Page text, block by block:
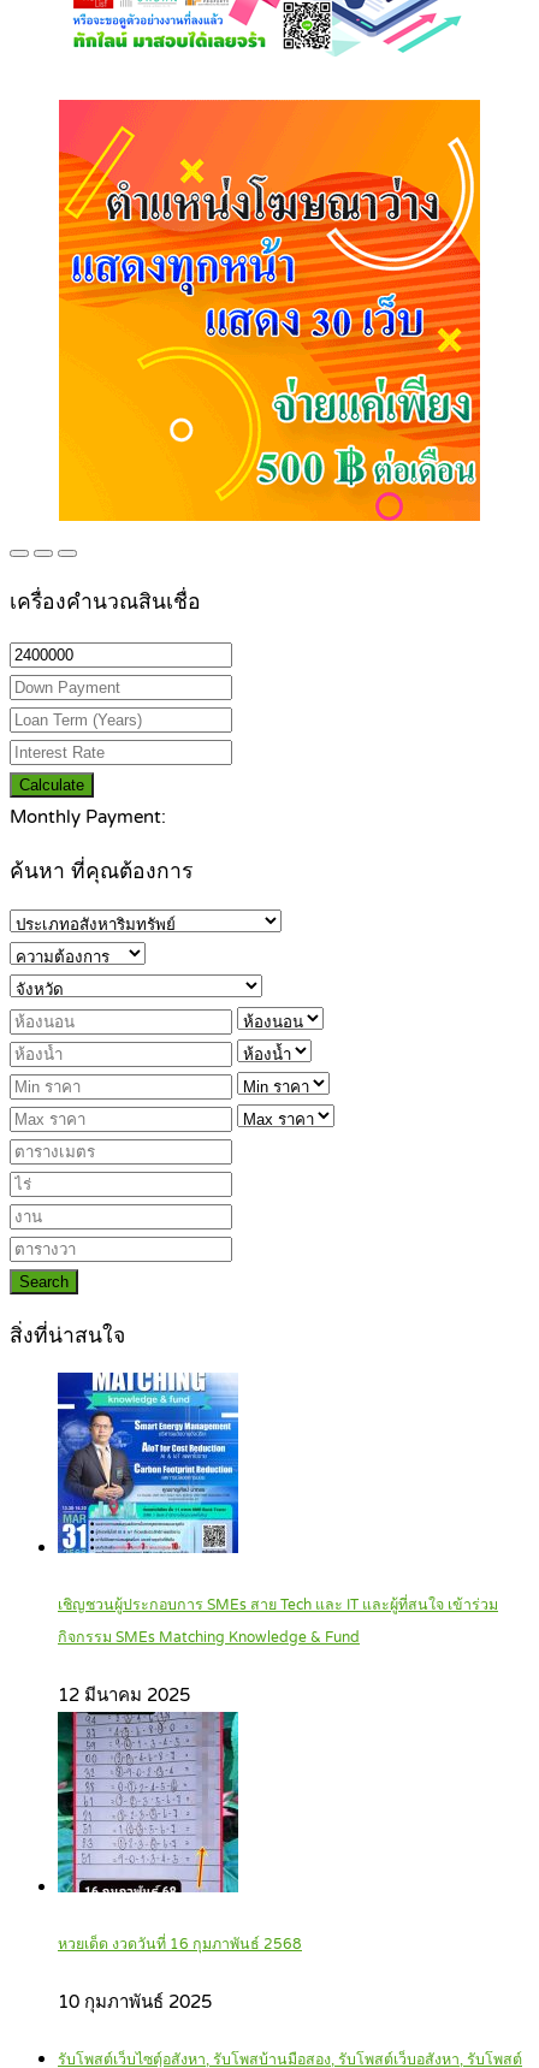
เครื่องคำนวณสินเชื่อ
Calculate
Monthly Payment:
ค้นหา ที่คุณต้องการ
Search
สิ่งที่น่าสนใจ
เชิญชวนผู้ประกอบการ SMEs สาย Tech และ IT และผู้ที่สนใจ เข้าร่วม
กิจกรรม SMEs Matching Knowledge & Fund
12 มีนาคม 2025
หวยเด็ด งวดวันที่ 16 กุมภาพันธ์ 2568
10 กุมภาพันธ์ 2025
รับโพสต์เว็บไซตฺ์อสังหา, รับโพสบ้านมือสอง, รับโพสต์เว็บอสังหา, รับโพสต์